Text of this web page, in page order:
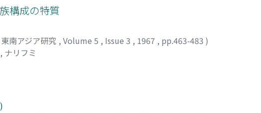
構成の特質
東南アジア研究 , Volume 5 , Issue 3 , 1967 , pp.463-483 )
ナリフミ